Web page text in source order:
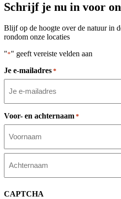
Schrijf je nu in voor
Blijf op de hoogte over de natuur in
rondom onze locaties
"*" geeft vereiste velden aan
Je e-mailadres *
Voor- en achternaam *
Voornaam
CAPTCHA